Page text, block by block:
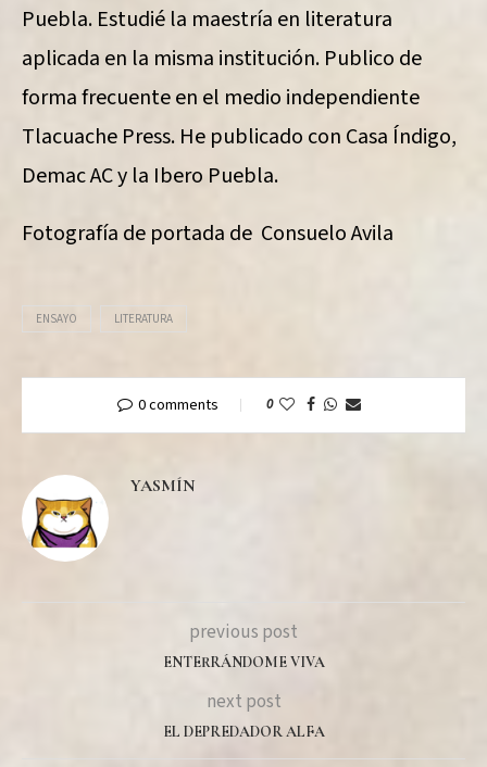
Puebla. Estudié la maestría en literatura
aplicada en la misma institución. Publico de
forma frecuente en el medio independiente
Tlacuache Press. He publicado con Casa Índigo,
Demac AC y la Ibero Puebla.
Fotografía de portada de Consuelo Avila
ENSAYO LITERATURA
0 comments 0
YASMÍN
previous post
ENTERRÁNDOME VIVA
next post
EL DEPREDADOR ALFA